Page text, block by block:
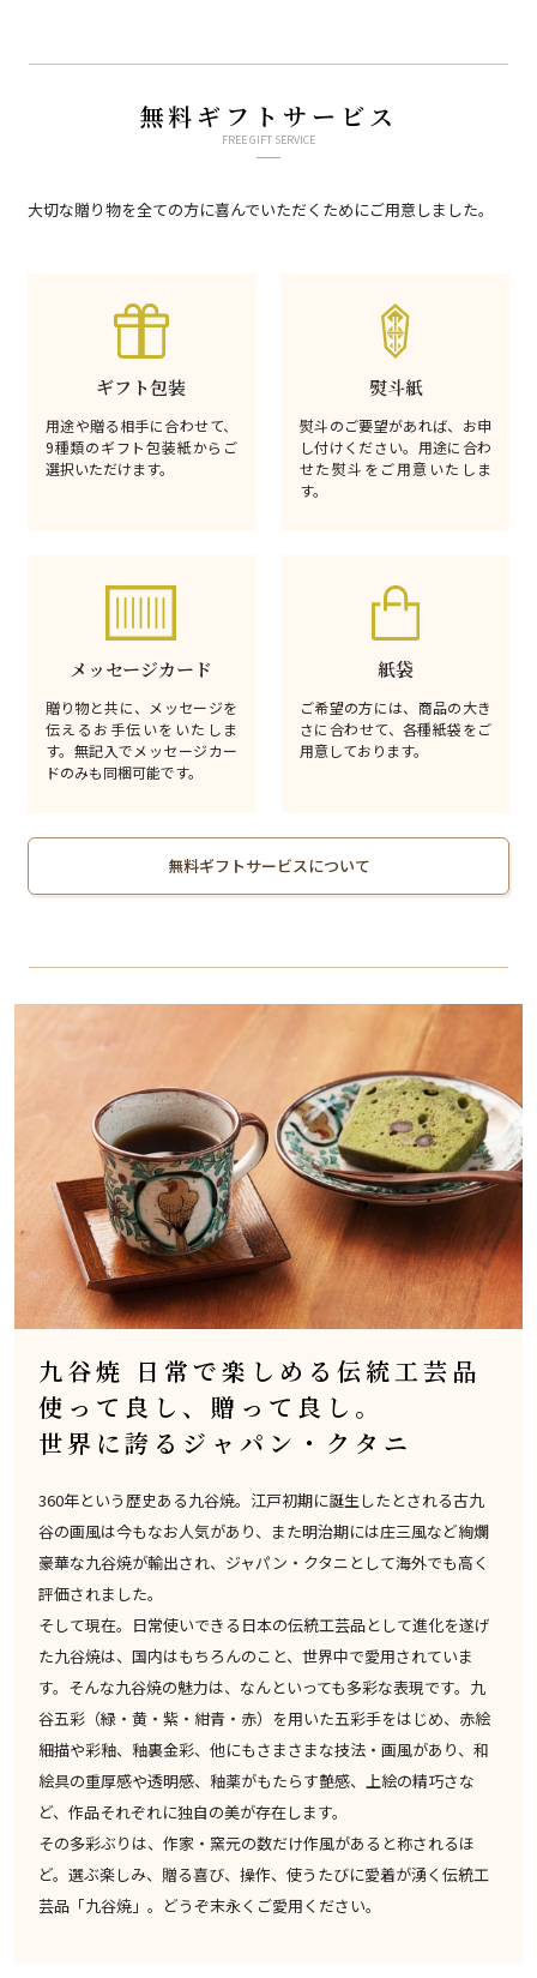
無料ギフトサービス
FREE GIFT SERVICE
大切な贈り物を全ての方に喜んでいただくためにご用意しました。
ギフト包装
用途や贈る相手に合わせて、
9種類のギフト包装紙からご
選択いただけます。
熨斗紙
熨斗のご要望があれば、お申
し付けください。用途に合わ
せた熨斗をご用意いたしま
す。
メッセージカード
贈り物と共に、メッセージを
伝えるお手伝いをいたしま
す。無記入でメッセージカー
ドのみも同梱可能です。
紙袋
ご希望の方には、商品の大き
さに合わせて、各種紙袋をご
用意しております。
無料ギフトサービスについて
九谷焼 日常で楽しめる伝統工芸品
使って良し、贈って良し。
世界に誇るジャパン・クタニ
360年という歴史ある九谷焼。江戸初期に誕生したとされる古九
谷の画風は今もなお人気があり、また明治期には庄三風など絢爛
豪華な九谷焼が輸出され、ジャパン・クタニとして海外でも高く
評価されました。
そして現在。日常使いできる日本の伝統工芸品として進化を遂げ
た九谷焼は、国内はもちろんのこと、世界中で愛用されていま
す。そんな九谷焼の魅力は、なんといっても多彩な表現です。九
谷五彩（緑・黄・紫・紺青・赤）を用いた五彩手をはじめ、赤絵
細描や彩釉、釉裏金彩、他にもさまさまな技法・画風があり、和
絵具の重厚感や透明感、釉薬がもたらす艶感、上絵の精巧さな
ど、作品それぞれに独自の美が存在します。
その多彩ぶりは、作家・窯元の数だけ作風があると称されるほ
ど。選ぶ楽しみ、贈る喜び、操作、使うたびに愛着が湧く伝統工
芸品「九谷焼」。どうぞ末永くご愛用ください。